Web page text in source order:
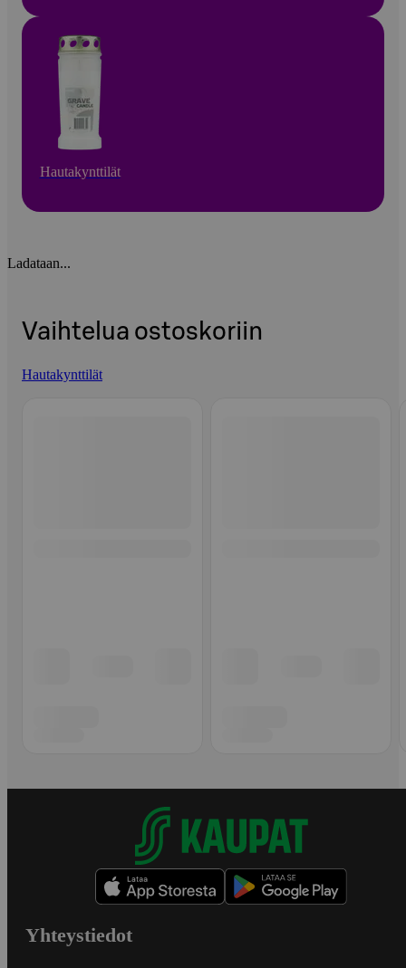
Hautakynttilät
Ladataan...
Vaihtelua ostoskoriin
Hautakynttilät
Yhteystiedot